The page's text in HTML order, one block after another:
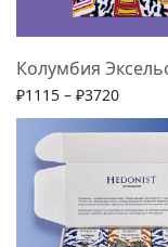
Колумбия
₽1115 – ₽3720
Выберите